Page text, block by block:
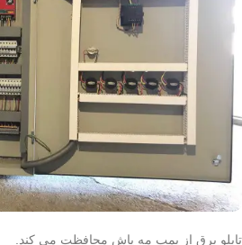
تابلو برق از پمپ مه پاش محافظت می کند.